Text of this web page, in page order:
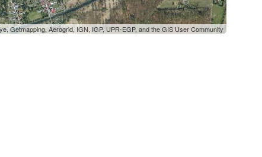
Getmapping, Aerogrid, IGN, IGP, UPR-EGP, and the GIS User Community